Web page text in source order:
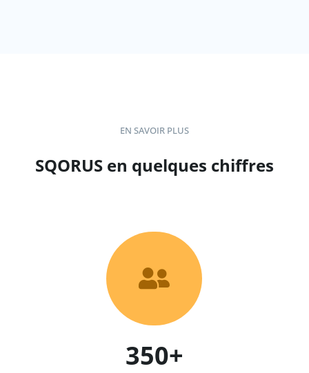
EN SAVOIR PLUS
SQORUS en quelques chiffres

350+